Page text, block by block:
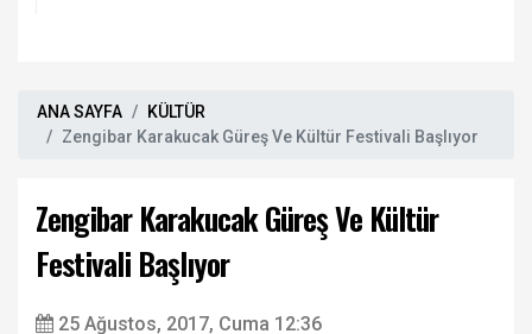
ANA SAYFA
KÜLTÜR
Zengibar Karakucak Güreş Ve Kültür Festivali Başlıyor
Zengibar Karakucak Güreş Ve Kültür
Festivali Başlıyor
25 Ağustos, 2017, Cuma 12:36